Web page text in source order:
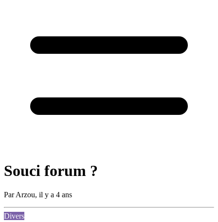
Souci forum ?
ParArzou, il y a 4 ans
Divers